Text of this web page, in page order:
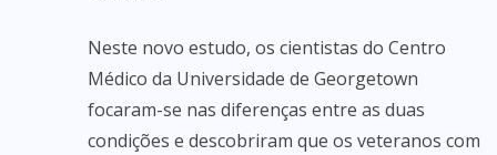
Neste novo estudo, os cientistas do Centro
Médico da Universidade de Georgetown
focaram-se nas diferenças entre as duas
condições e descobriram que os veteranos com